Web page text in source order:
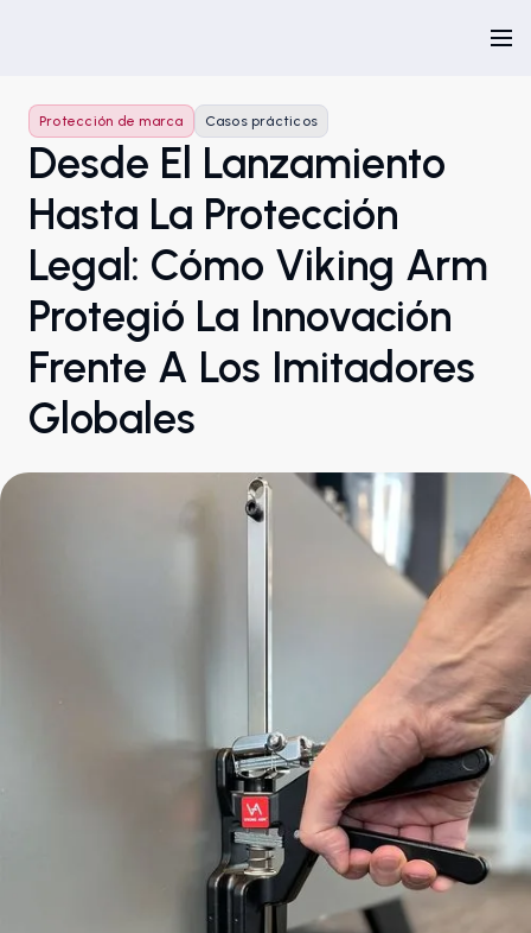
Protección de marca Casos prácticos
Desde El Lanzamiento
Hasta La Protección
Legal: Cómo Viking Arm
Protegió La Innovación
Frente A Los Imitadores
Globales